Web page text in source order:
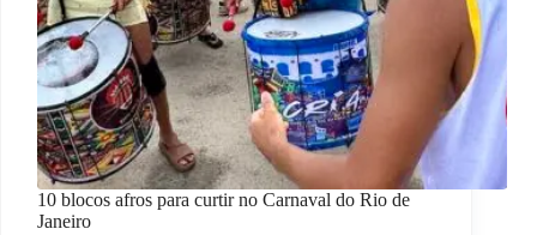
10 blocos afros para curtir no Carnaval do Rio de
Janeiro